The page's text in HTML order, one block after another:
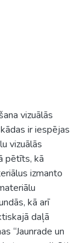
vizuālās
ir iespējas
vizuālās
pētīts, kā
izmanto
kā arī
daļā
“Jaunrade un